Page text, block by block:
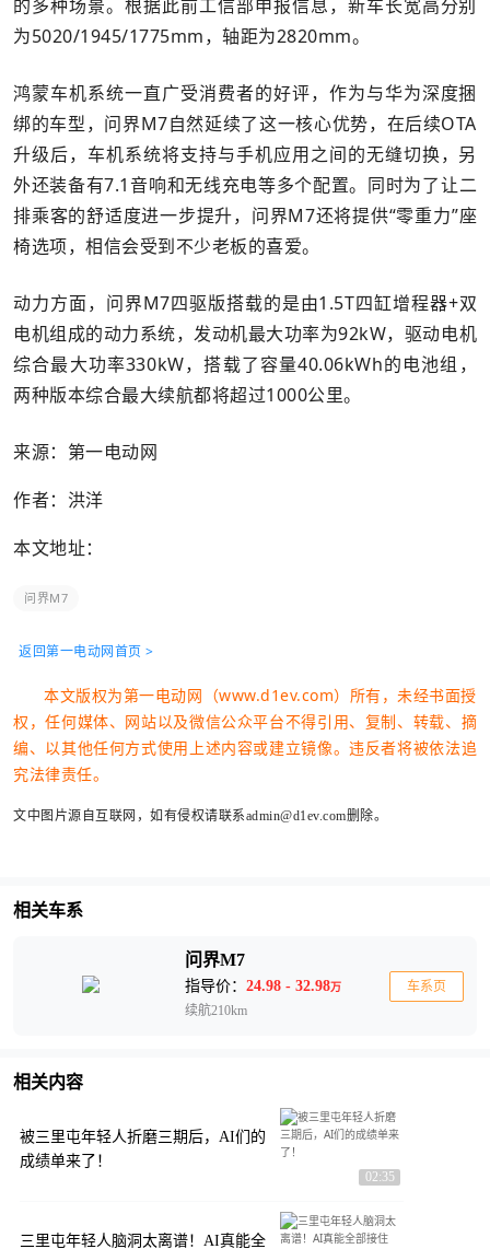
的多种场景。根据此前工信部申报信息，新车长宽高分别
为5020/1945/1775mm，轴距为2820mm。
鸿蒙车机系统一直广受消费者的好评，作为与华为深度捆
绑的车型，问界M7自然延续了这一核心优势，在后续OTA
升级后，车机系统将支持与手机应用之间的无缝切换，另
外还装备有7.1音响和无线充电等多个配置。同时为了让二
排乘客的舒适度进一步提升，问界M7还将提供“零重力”座
椅选项，相信会受到不少老板的喜爱。
动力方面，问界M7四驱版搭载的是由1.5T四缸增程器+双
电机组成的动力系统，发动机最大功率为92kW，驱动电机
综合最大功率330kW，搭载了容量40.06kWh的电池组，
两种版本综合最大续航都将超过1000公里。
来源：第一电动网
作者：洪洋
本文地址：
问界M7
返回第一电动网首页 >
本文版权为第一电动网（www.d1ev.com）所有，未经书面授
权，任何媒体、网站以及微信公众平台不得引用、复制、转载、摘
编、以其他任何方式使用上述内容或建立镜像。违反者将被依法追
究法律责任。
文中图片源自互联网，如有侵权请联系admin@d1ev.com删除。
相关车系
问界M7
指导价： 24.98 - 32.98万
续航210km
车系页
相关内容
被三里屯年轻人折磨三期后，AI们的
成绩单来了！
02:35
三里屯年轻人脑洞太离谱！AI真能全